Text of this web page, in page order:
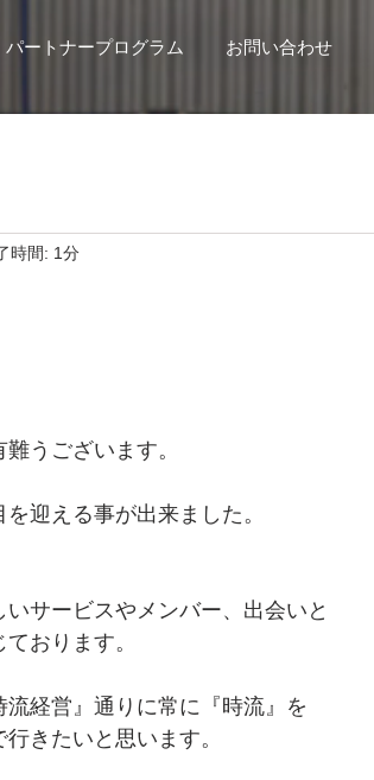
パートナープログラム お問い合わせ
時間: 1分
うございます。
迎える事が出来ました。
サービスやメンバー、出会いと
おります。
経営』通りに常に『時流』を
きたいと思います。